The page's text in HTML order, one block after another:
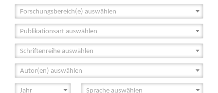
Forschungsbereich(e) auswählen
Publikationsart auswählen
Schriftenreihe auswählen
Autor(en) auswählen